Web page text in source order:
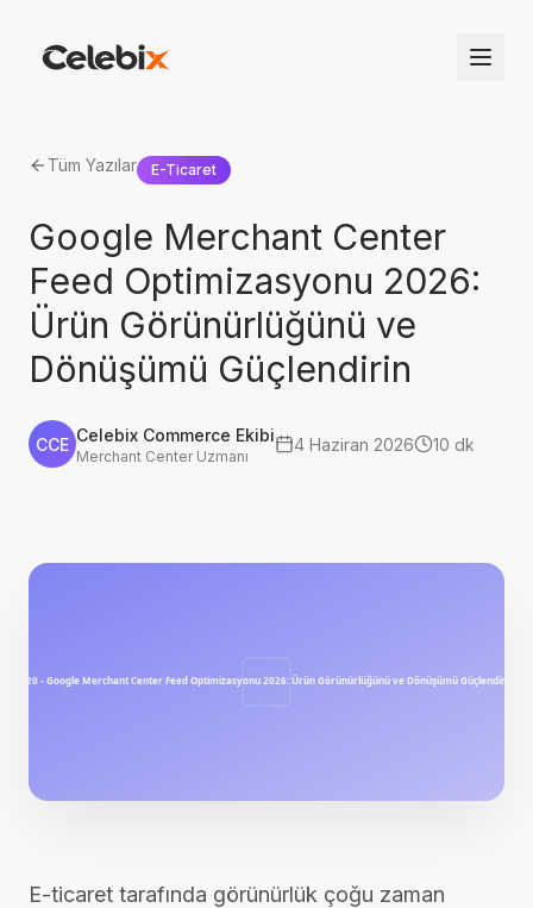
Tüm Yazılar E-Ticaret
Google Merchant Center
Feed Optimizasyonu 2026:
Ürün Görünürlüğünü ve
Dönüşümü Güçlendirin
CCE Celebix Commerce Ekibi
Merchant Center Uzmanı
4 Haziran 2026 10 dk
E-ticaret tarafında görünürlük çoğu zaman